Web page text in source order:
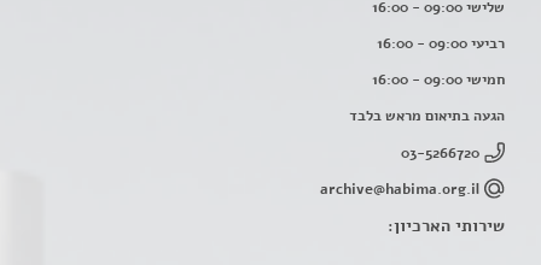
שלישי 09:00 - 16:00
רביעי 09:00 - 16:00
חמישי 09:00 - 16:00
הגעה בתיאום מראש בלבד
03-5266720
archive@habima.org.il
שירותי הארכיון: